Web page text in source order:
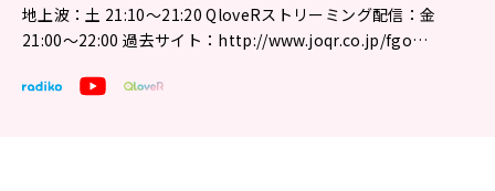
地上波：土 21:10～21:20 QloveRストリーミング配信：金
21:00〜22:00 過去サイト：http://www.joqr.co.jp/fgo…